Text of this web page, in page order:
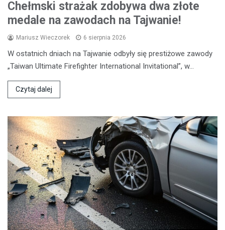
Chełmski strażak zdobywa dwa złote
medale na zawodach na Tajwanie!
Mariusz Wieczorek 6 sierpnia 2026
W ostatnich dniach na Tajwanie odbyły się prestiżowe zawody
„Taiwan Ultimate Firefighter International Invitational”, w…
Czytaj dalej